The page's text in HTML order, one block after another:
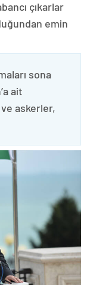
çıkarlar
emin
sona
ait
askerler,